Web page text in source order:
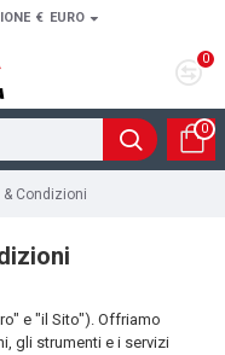
€ EURO
0
0
Condizioni
e "il Sito"). Offriamo
gli strumenti e i servizi